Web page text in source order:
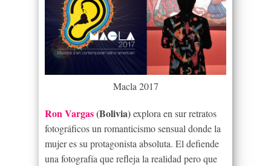
Macla 2017
Ron Vargas(Bolivia)explora en sur retratos
fotográficos un romanticismo sensual donde la
mujer es su protagonista absoluta. El defiende
una fotografía que refleja la realidad pero que